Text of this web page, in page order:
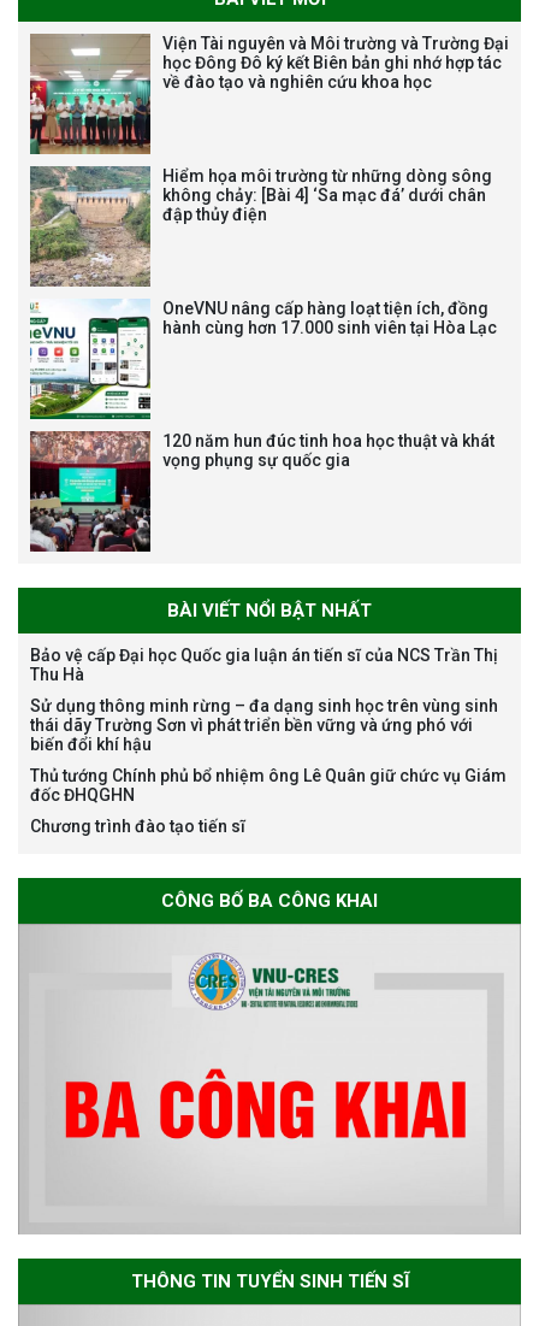
bổng Nagao tại Việt Nam năm
học 2026-2027
Thông báo về việc họp Tiểu
ban chuyên môn đánh giá hồ
bền vững đợt 1 năm 2026
The International Conference
EME 2026 on “Earth, Mine and
Advancement of Strategic
Infrastructure Development”
THÔNG BÁO TUYỂN SINH ĐÀO
THÔNG BÁO KẾ HOẠCH TỔ
CHỨC TRAO HỌC BỔNG NAGAO
NĂM HỌC 2025-2026
THƯ CẢM ƠN LỄ KỶ NIỆM 40
NĂM XÂY DỰNG VÀ PHÁT TRIỂN
VIỆN (1985-2025) VÀ ĐÓN
NHẬN HUÂN CHƯƠNG LAO
Viện Tài nguyên và Môi trường và Trường Đại
học Đông Đô ký kết Biên bản ghi nhớ hợp tác
về đào tạo và nghiên cứu khoa học
Hiểm họa môi trường từ những dòng sông
không chảy: [Bài 4] ‘Sa mạc đá’ dưới chân
đập thủy điện
OneVNU nâng cấp hàng loạt tiện ích, đồng
hành cùng hơn 17.000 sinh viên tại Hòa Lạc
120 năm hun đúc tinh hoa học thuật và khát
vọng phụng sự quốc gia
BÀI VIẾT NỔI BẬT NHẤT
Bảo vệ cấp Đại học Quốc gia luận án tiến sĩ của NCS Trần Thị
Thu Hà
Sử dụng thông minh rừng – đa dạng sinh học trên vùng sinh
thái dãy Trường Sơn vì phát triển bền vững và ứng phó với
biến đổi khí hậu
Thủ tướng Chính phủ bổ nhiệm ông Lê Quân giữ chức vụ Giám
đốc ĐHQGHN
Chương trình đào tạo tiến sĩ
CÔNG BỐ BA CÔNG KHAI
THÔNG TIN TUYỂN SINH TIẾN SĨ